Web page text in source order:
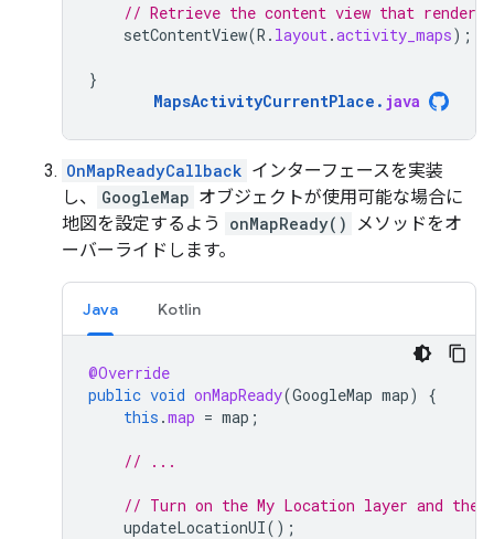
// Retrieve the content view that renders
setContentView(R . layout .activity_maps);
}
MapsActivityCurrentPlace . java
OnMapReadyCallback インターフェースを実装
し、
GoogleMap オブジェクトが使用可能な場合に
地図を設定するよう
onMapReady()
メソッドをオ
ーバーライドします。
Java Kotlin
@Override
public void onMapReady(GoogleMap map)
{
this .map = map ;
// ...
// Turn on the My Location layer and the
updateLocationUI();